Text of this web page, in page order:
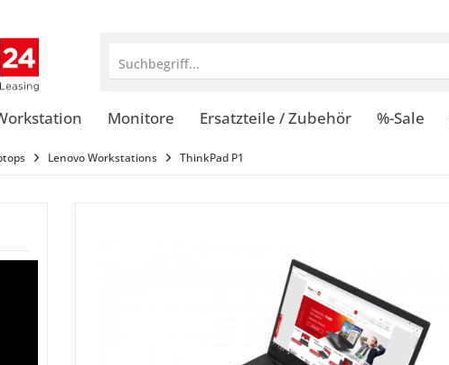
Suchbegriff...
Monitore Ersatzteile / Zubehör %-Sale
Lenovo Workstations ThinkPad P1